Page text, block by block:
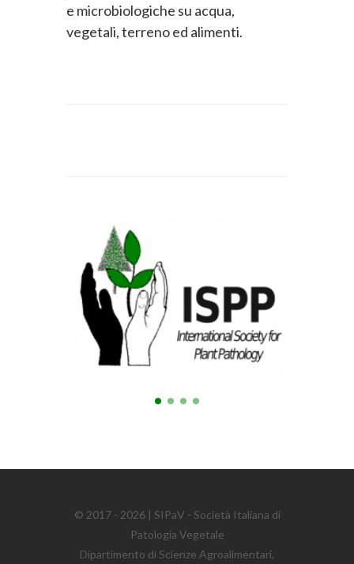
e microbiologiche su acqua,
vegetali, terreno ed alimenti.
© 2017 - 2026 | SIPaV - Società Italiana di
Patologia Vegetale
Dipartimento di Scienze Agroalimentari,